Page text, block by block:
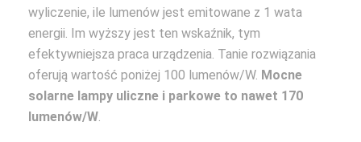
wyliczenie, ile lumenów jest emitowane z 1 wata
energii. Im wyższy jest ten wskaźnik, tym
efektywniejsza praca urządzenia. Tanie rozwiązania
oferują wartość poniżej 100 lumenów/W. Mocne
solarne lampy uliczne i parkowe to nawet 170
lumenów/W